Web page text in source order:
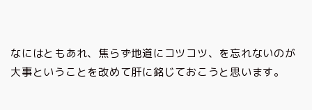
なにはともあれ、焦らず地道にコツコツ、を忘れないのが
大事ということを改めて肝に銘じておこうと思います。